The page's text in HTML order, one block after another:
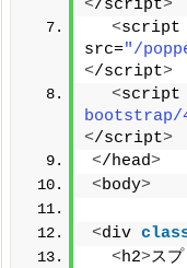
</script>
<script
src="/
</script>
<script
</script>
</head>
<body>
<div
<h2>ス